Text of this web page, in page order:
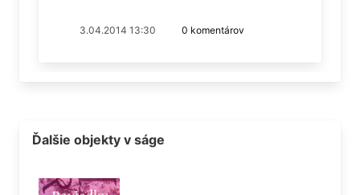
3.04.2014 13:30 0 komentárov
Ďalšie objekty v ságe